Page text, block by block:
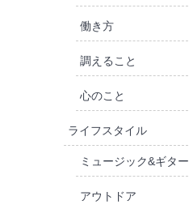
働き方
調えること
心のこと
ライフスタイル
ミュージック&ギター
アウトドア